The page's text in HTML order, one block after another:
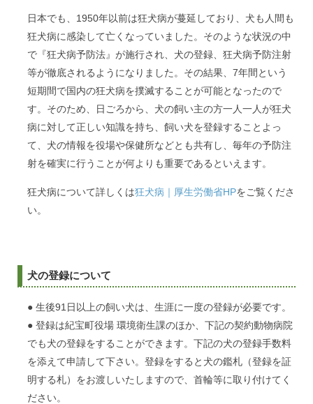
日本でも、1950年以前は狂犬病が蔓延しており、犬も人間も
狂犬病に感染して亡くなっていました。そのような状況の中
で『狂犬病予防法』が施行され、犬の登録、狂犬病予防注射
等が徹底されるようになりました。その結果、7年間という
短期間で国内の狂犬病を撲滅することが可能となったので
す。そのため、日ごろから、犬の飼い主の方一人一人が狂犬
病に対して正しい知識を持ち、飼い犬を登録することよっ
て、犬の情報を役場や保健所などとも共有し、毎年の予防注
射を確実に行うことが何よりも重要であるといえます。
狂犬病について詳しくは狂犬病｜厚生労働省HPをご覧くださ
い。
犬の登録について
● 生後91日以上の飼い犬は、生涯に一度の登録が必要です。
● 登録は紀宝町役場 環境衛生課のほか、下記の契約動物病院
でも犬の登録をすることができます。下記の犬の登録手数料
を添えて申請して下さい。登録をすると犬の鑑札（登録を証
明する札）をお渡しいたしますので、首輪等に取り付けてく
ださい。